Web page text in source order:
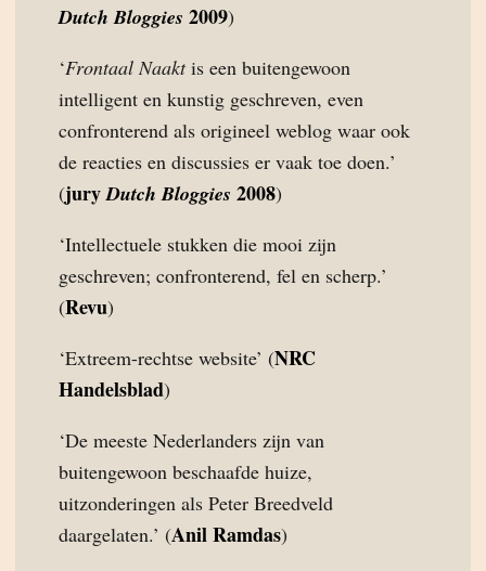
Dutch Bloggies 2009)
‘Frontaal Naaktis een buitengewoon
intelligent en kunstig geschreven, even
confronterend als origineel weblog waar ook
de reacties en discussies er vaak toe doen.’
(juryDutch Bloggies 2008)
‘Intellectuele stukken die mooi zijn
geschreven; confronterend, fel en scherp.’
(Revu)
‘Extreem-rechtse website’ (NRC
Handelsblad)
‘De meeste Nederlanders zijn van
buitengewoon beschaafde huize,
uitzonderingen als Peter Breedveld
daargelaten.’ (Anil Ramdas)